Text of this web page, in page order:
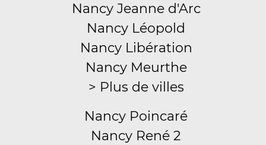
Nancy Jeanne d'Arc
Nancy Léopold
Nancy Libération
Nancy Meurthe
> Plus de villes
Nancy Poincaré
Nancy René 2